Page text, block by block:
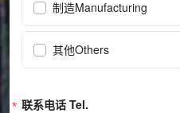
制造Manufacturing
其他Others
联系电话 Tel.